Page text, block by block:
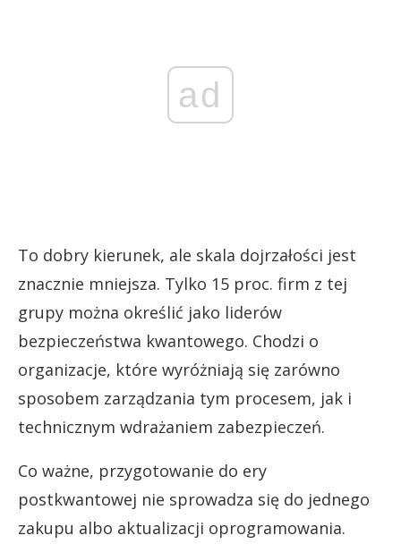
ad
To dobry kierunek, ale skala dojrzałości jest
znacznie mniejsza. Tylko 15 proc. firm z tej
grupy można określić jako liderów
bezpieczeństwa kwantowego. Chodzi o
organizacje, które wyróżniają się zarówno
sposobem zarządzania tym procesem, jak i
technicznym wdrażaniem zabezpieczeń.
Co ważne, przygotowanie do ery
postkwantowej nie sprowadza się do jednego
zakupu albo aktualizacji oprogramowania.